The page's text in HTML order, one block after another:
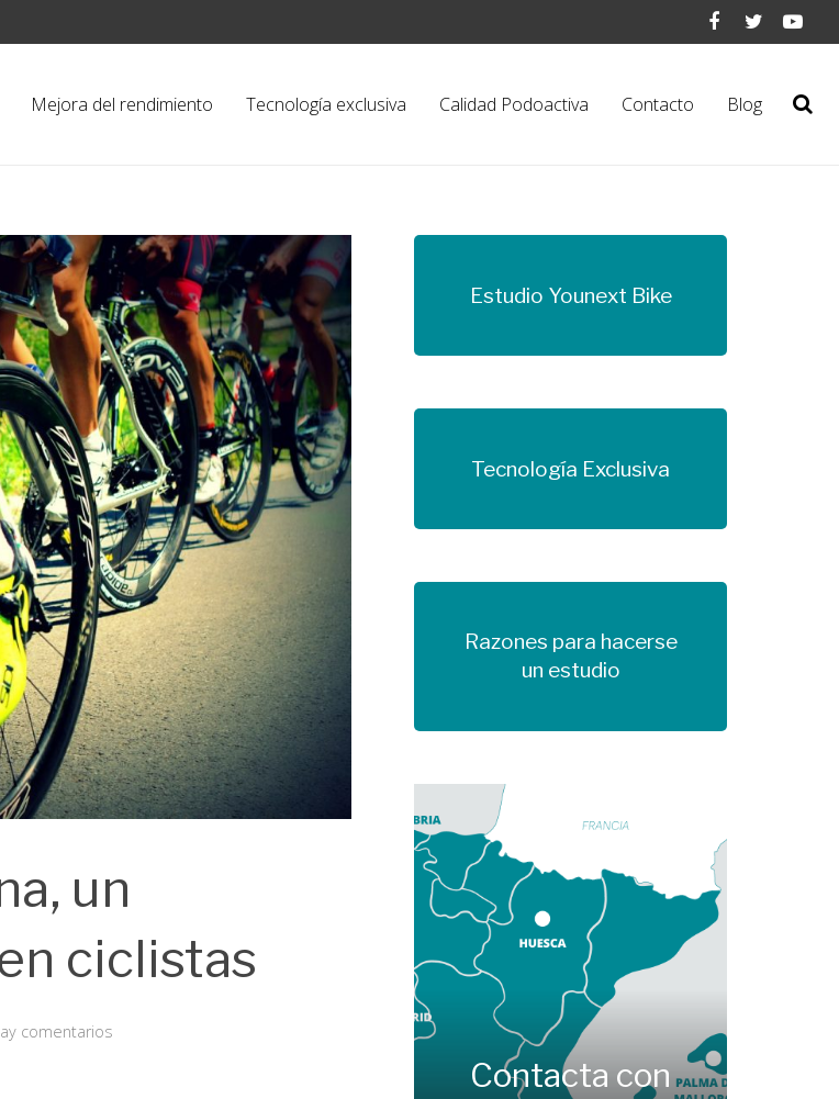
Mejora del rendimiento Tecnología exclusiva Calidad Podoactiva Contacto Blog
un
ciclistas
comentarios
Estudio Younext Bike
Más información
Tecnología Exclusiva
Más información
Razones para hacerse
un estudio
Más información
Contacta con